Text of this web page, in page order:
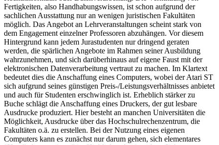
Fertigkeiten, also Handhabungswissen, ist schon aufgrund der
sachlichen Ausstattung nur an wenigen juristischen Fakultäten
möglich. Das Angebot an Lehrveranstaltungen scheint stark von
dem Engagement einzelner Professoren abzuhängen. Vor diesem
Hintergrund kann jedem Jurastudenten nur dringend geraten
werden, die spärlichen Angebote im Rahmen seiner Ausbildung
wahrzunehmen, und sich darüberhinaus auf eigene Faust mit der
elektronischen Datenverarbeitung vertraut zu machen. Im Klartext
bedeutet dies die Anschaffung eines Computers, wobei der Atari ST
sich aufgrund seines günstigen Preis-/Leistungsverhältnisses anbietet
und auch für Studenten erschwinglich ist. Erheblich stärker zu
Buche schlägt die Anschaffung eines Druckers, der gut lesbare
Ausdrucke produziert. Hier besteht an manchen Universitäten die
Möglichkeit, Ausdrucke über das Hochschulrechenzentrum, die
Fakultäten o.ä. zu erstellen. Bei der Nutzung eines eigenen
Computers kann es zunächst nur darum gehen, sich elementares